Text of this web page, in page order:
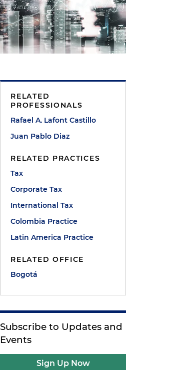
RELATED
PROFESSIONALS
Rafael A. Lafont Castillo
Juan Pablo Diaz
RELATED PRACTICES
Tax
Corporate Tax
International Tax
Colombia Practice
Latin America Practice
RELATED OFFICE
Bogotá
Subscribe to Updates and
Events
Sign Up Now